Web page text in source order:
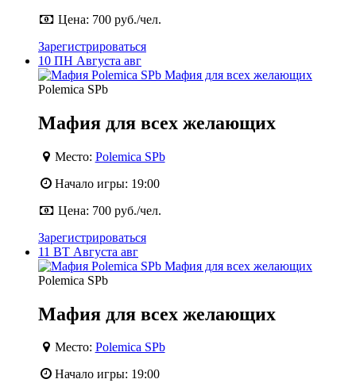
Цена: 700 руб./чел.
Зарегистрироваться
10 ПН Августа авг
Polemica SPb
Мафия для всех желающих
Место: Polemica SPb
Начало игры: 19:00
Цена: 700 руб./чел.
Зарегистрироваться
11 ВТ Августа авг
Polemica SPb
Мафия для всех желающих
Место: Polemica SPb
Начало игры: 19:00